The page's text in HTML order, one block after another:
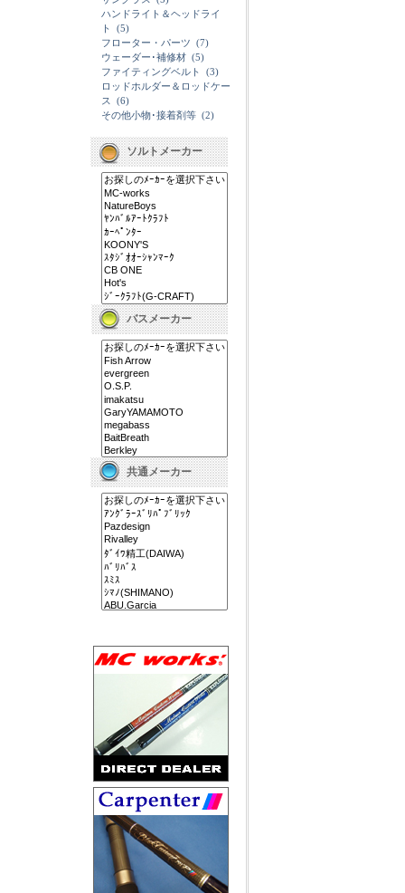
ハンドライト＆ヘッドライ
ト
(5)
フローター・パーツ (7)
ウェーダー･補修材 (5)
ファイティングベルト
(3)
ロッドホルダー＆ロッドケー
ス
(6)
その他小物･接着剤等 (2)
ソルトメーカー
バスメーカー
共通メーカー